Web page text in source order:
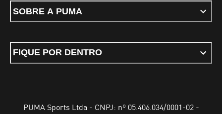
SOBRE A PUMA
FIQUE POR DENTRO
PUMA Sports Ltda - CNPJ: nº 05.406.034/0001-02 -